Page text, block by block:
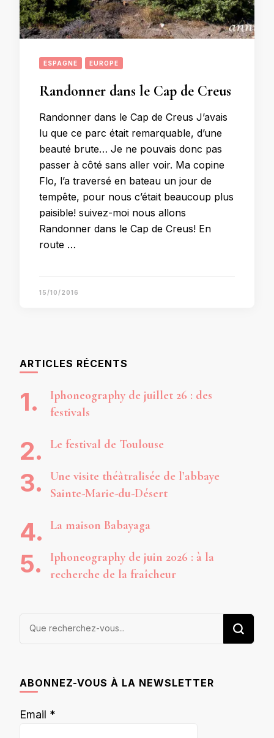
ESPAGNE EUROPE
Randonner dans le Cap de Creus
Randonner dans le Cap de Creus J’avais
lu que ce parc était remarquable, d’une
beauté brute… Je ne pouvais donc pas
passer à côté sans aller voir. Ma copine
Flo, l’a traversé en bateau un jour de
tempête, pour nous c’était beaucoup plus
paisible! suivez-moi nous allons
Randonner dans le Cap de Creus! En
route …
15/10/2016
ARTICLES RÉCENTS
Iphoneography de juillet 26 : des
festivals
Le festival de Toulouse
Une visite théâtralisée de l’abbaye
Sainte-Marie-du-Désert
La maison Babayaga
Iphoneography de juin 2026 : à la
recherche de la fraîcheur
Vous
ABONNEZ-VOUS À LA NEWSLETTER
Email *